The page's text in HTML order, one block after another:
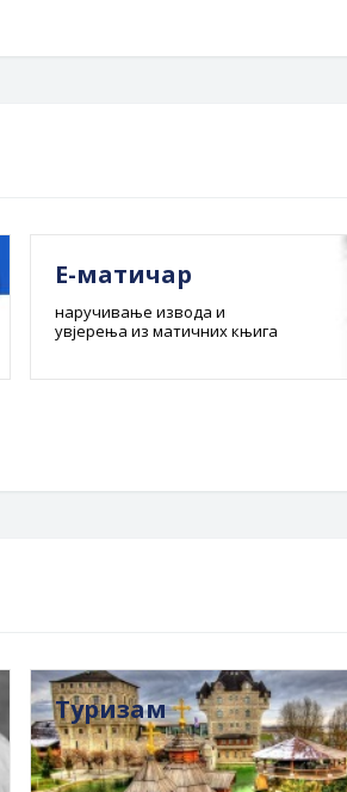
Е-матичар
наручивање извода и
увјерења из матичних књига
Туризам